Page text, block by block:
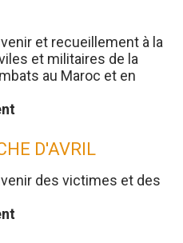
et recueillement à la
et militaires de la
au Maroc et en
D'AVRIL
des victimes et des